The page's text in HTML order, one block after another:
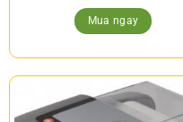
Mua ngay